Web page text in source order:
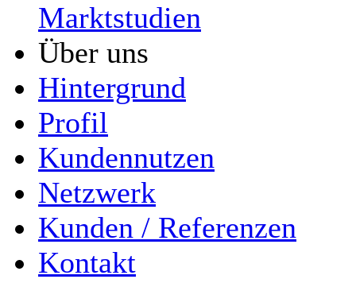
Marktstudien
Über uns
Hintergrund
Profil
Kundennutzen
Netzwerk
Kunden / Referenzen
Kontakt